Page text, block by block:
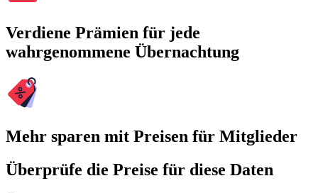
Verdiene Prämien für jede
wahrgenommene Übernachtung
Mehr sparen mit Preisen für Mitglieder
Überprüfe die Preise für diese Daten